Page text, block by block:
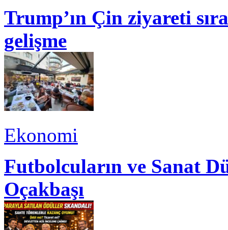
Trump’ın Çin ziyareti
gelişme
Ekonomi
Futbolcuların ve Sanat
Oçakbaşı